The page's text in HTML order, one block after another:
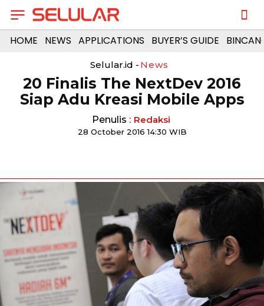
HOME NEWS APPLICATIONS BUYER’S GUIDE
Selular.id - News
20 Finalis The NextDev 2016
Siap Adu Kreasi Mobile Apps
Penulis : Redaksi
28 October 2016 14:30 WIB